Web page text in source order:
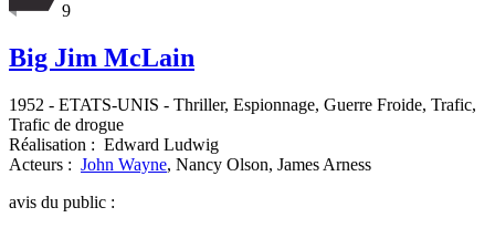
9
Big Jim McLain
1952 - ETATS-UNIS - Thriller, Espionnage, Guerre Froide, Trafic,
Trafic de drogue
Réalisation : Edward Ludwig
Acteurs : John Wayne, Nancy Olson, James Arness
avis du public :